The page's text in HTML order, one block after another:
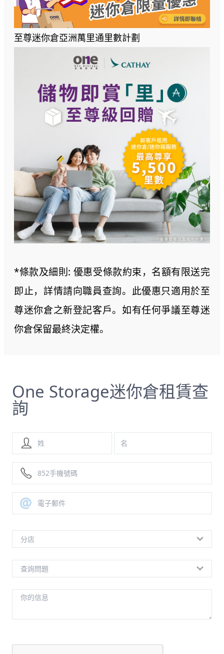
至尊迷你倉亞洲萬里通里數計劃
*條款及細則: 優惠受條款約束，名額有限送完
即止，詳情請向職員查詢。此優惠只適用於至
尊迷你倉之新登記客戶。如有任何爭議至尊迷
你倉保留最終決定權。
One Storage迷你倉租賃查
詢